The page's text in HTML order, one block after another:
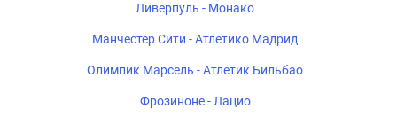
Ливерпуль - Монако
Манчестер Сити - Атлетико Мадрид
Олимпик Марсель - Атлетик Бильбао
Фрозиноне - Лацио